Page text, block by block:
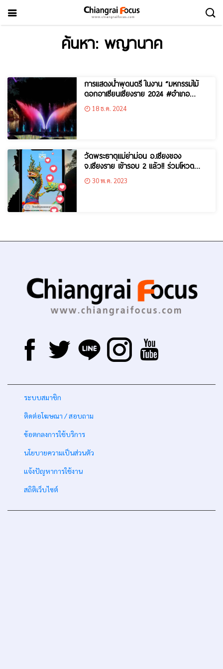
ค้นหา: พญานาค
การแสดงน้ำพุดนตรี ในงาน “มหกรรมไม้
ดอกอาเซียนเชียงราย 2024 #อำเภอ
แม่สาย”
18 ธ.ค. 2024
วัดพระธาตุแม่ย่าม่อน อ.เชียงของ
จ.เชียงราย เข้ารอบ 2 แล้ว!! ร่วมโหวต
Unseen New Chapter ให้เชียงรายเข้ารอบ
ต่อไป30 พ.ค. 2023
ระบบสมาชิก
ติดต่อโฆษณา / สอบถาม
ข้อตกลงการใช้บริการ
นโยบายความเป็นส่วนตัว
แจ้งปัญหาการใช้งาน
สถิติเว็บไซต์